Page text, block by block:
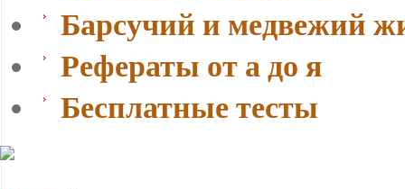
Барсучий и медвежий
Рефераты от а до я
Бесплатные тесты